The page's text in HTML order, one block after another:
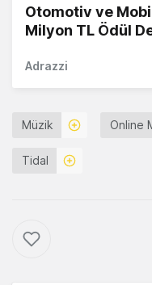
Otomotiv ve
Milyon TL Ödül
Adrazzi
Müzik Online
Tidal